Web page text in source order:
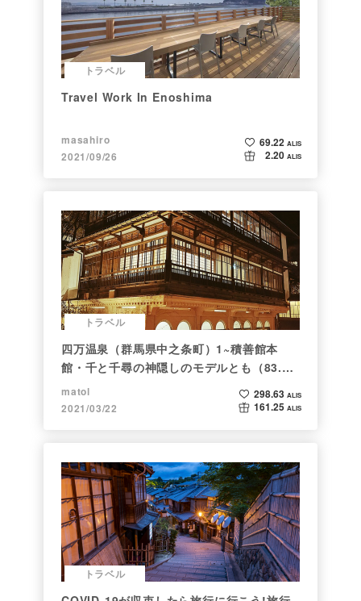
トラベル
Travel Work In Enoshima
masahiro
2021/09/26
69.22 ALIS
2.20 ALIS
トラベル
四万温泉（群馬県中之条町）1~積善館本
館・千と千尋の神隠しのモデルとも（83.と
らべるショット）
matol
2021/03/22
298.63 ALIS
161.25 ALIS
トラベル